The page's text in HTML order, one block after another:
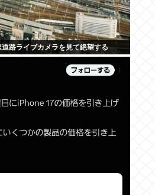
路ライブカメラを見て絶望する